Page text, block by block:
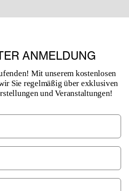
ganzen Tag das täte, was man
ANMELDUNG
Mit unserem kostenlosen
Sie regelmäßig über exklusiven
und Veranstaltungen!